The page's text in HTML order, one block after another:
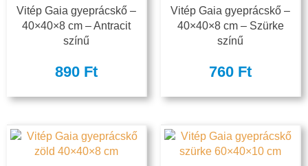
Vitép Gaia gyeprácskő –
40×40×8 cm – Antracit
színű
890 Ft
Vitép Gaia gyeprácskő –
40×40×8 cm – Szürke
színű
760 Ft